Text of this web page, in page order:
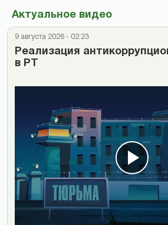
Актуальное видео
9 августа 2026 - 02:23
Реализация
в РТ